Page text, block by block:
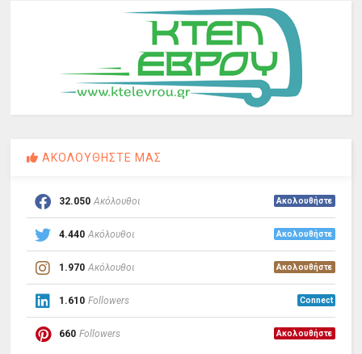
ΑΚΟΛΟΥΘΗΣΤΕ ΜΑΣ
32.050 Ακόλουθοι Ακολουθήστε
4.440 Ακόλουθοι Ακολουθήστε
1.970 Ακόλουθοι Ακολουθήστε
1.610 Followers Connect
660 Followers Ακολουθήστε